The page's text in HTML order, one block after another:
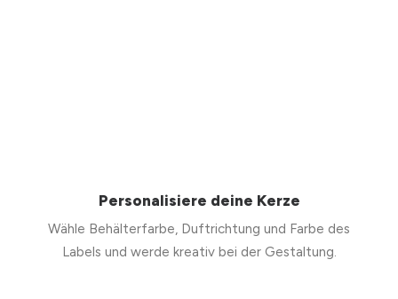
Personalisiere deine Kerze
Wähle Behälterfarbe, Duftrichtung und Farbe des
Labels und werde kreativ bei der Gestaltung.